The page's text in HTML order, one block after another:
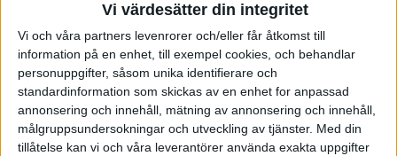
Vi värdesätter din integritet
Vi och våra partners levenrorer och/eller får åtkomst till
information på en enhet, till exempel cookies, och behandlar
personuppgifter, såsom unika identifierare och
standardinformation som skickas av en enhet for anpassad
annonsering och innehåll, mätning av annonsering och innehåll,
målgruppsundersokningar och utveckling av tjänster. Med din
tillåtelse kan vi och våra leverantörer använda exakta uppgifter